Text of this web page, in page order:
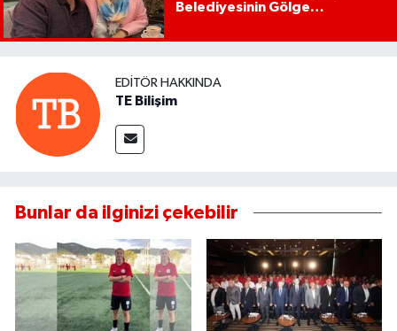
Belediyesinin Gölge
EDITÖR HAKKINDA
TE Bilişim
Bunlar da ilginizi çekebilir